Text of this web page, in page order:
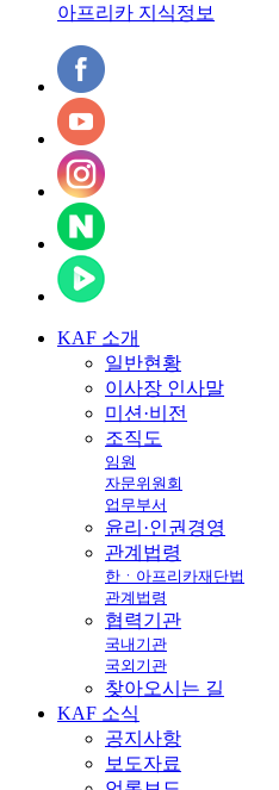
아프리카 지식정보
KAF 소개
일반현황
이사장 인사말
미션·비전
조직도
임원
자문위원회
업무부서
윤리·인권경영
관계법령
한ㆍ아프리카재단법
관계법령
협력기관
국내기관
국외기관
찾아오시는 길
KAF 소식
공지사항
보도자료